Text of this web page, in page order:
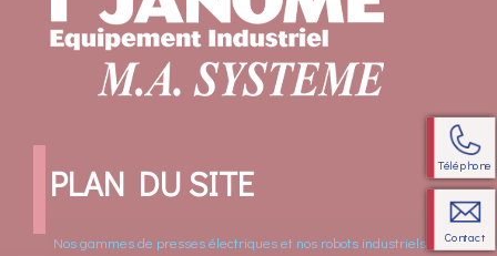
PLAN DU SITE
Nos gammes de presses électriques et nos robots industriels
Téléphone
Contact